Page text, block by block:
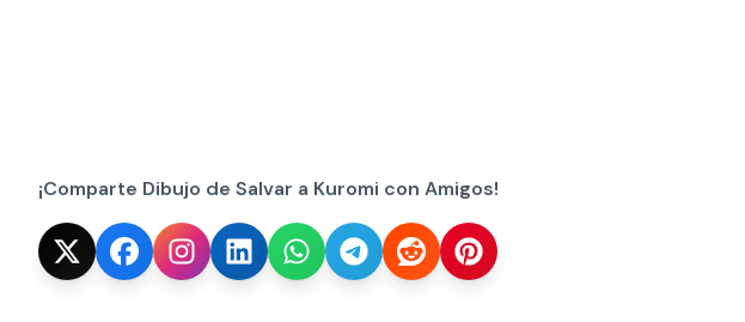
¡Comparte Dibujo de Salvar a Kuromi con Amigos!